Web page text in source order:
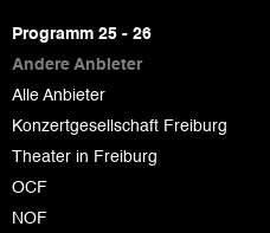
page
Programm 25 - 26
Andere Anbieter
Alle Anbieter
Konzertgesellschaft Freiburg
Theater in Freiburg
OCF
NOF